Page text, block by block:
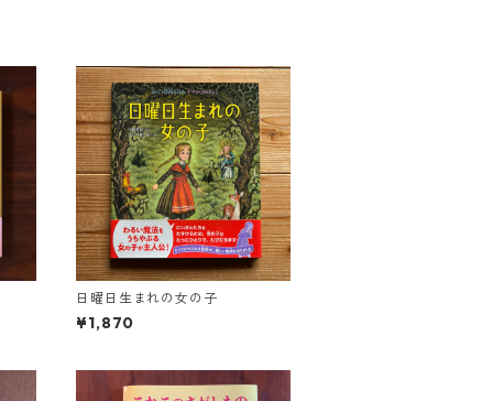
日曜日生まれの女の子
¥1,870